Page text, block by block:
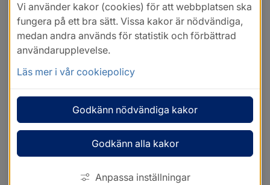
Vi använder kakor (cookies) för att webbplatsen ska
fungera på ett bra sätt. Vissa kakor är nödvändiga,
medan andra används för statistik och förbättrad
användarupplevelse.
Läs mer i vår cookiepolicy
Godkänn nödvändiga kakor
Godkänn alla kakor
Anpassa inställningar